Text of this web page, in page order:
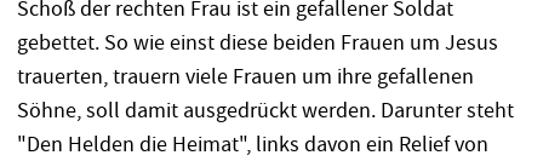
Schoß der rechten Frau ist ein gefallener Soldat
gebettet. So wie einst diese beiden Frauen um Jesus
trauerten, trauern viele Frauen um ihre gefallenen
Söhne, soll damit ausgedrückt werden. Darunter steht
"Den Helden die Heimat", links davon ein Relief von